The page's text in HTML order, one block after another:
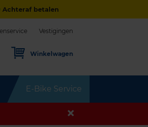
Achteraf betalen
E-Bike Service
Vestigingen
Winkelwagen